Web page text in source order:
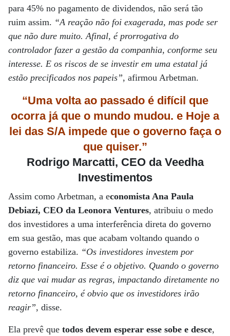
para 45% no pagamento de dividendos, não será tão
ruim assim. “A reação não foi exagerada, mas pode ser
que não dure muito. Afinal, é prorrogativa do
controlador fazer a gestão da companhia, conforme seu
interesse. E os riscos de se investir em uma estatal já
estão precificados nos papeis”, afirmou Arbetman.
“Uma volta ao passado é difícil que
ocorra já que o mundo mudou. e Hoje a
lei das S/A impede que o governo faça o
que quiser.”
Rodrigo Marcatti, CEO da Veedha
Investimentos
Assim como Arbetman, a economista Ana Paula
Debiazi, CEO da Leonora Ventures, atribuiu o medo
dos investidores a uma interferência direta do governo
em sua gestão, mas que acabam voltando quando o
governo estabiliza. “Os investidores investem por
retorno financeiro. Esse é o objetivo. Quando o governo
diz que vai mudar as regras, impactando diretamente no
retorno financeiro, é obvio que os investidores irão
reagir”, disse.
Ela prevê que todos devem esperar esse sobe e desce,